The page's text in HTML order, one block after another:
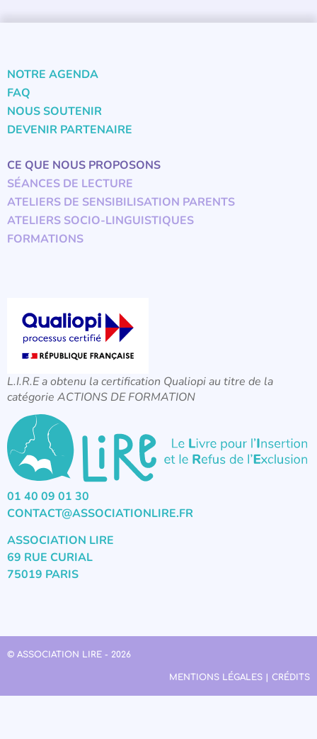
NOTRE AGENDA
FAQ
NOUS SOUTENIR
DEVENIR PARTENAIRE
CE QUE NOUS PROPOSONS
SÉANCES DE LECTURE
ATELIERS DE SENSIBILISATION PARENTS
ATELIERS SOCIO-LINGUISTIQUES
FORMATIONS
L.I.R.E a obtenu la certification Qualiopi au titre de la
catégorie ACTIONS DE FORMATION
01 40 09 01 30
CONTACT@ASSOCIATIONLIRE.FR
ASSOCIATION LIRE
69 RUE CURIAL
75019 PARIS
© ASSOCIATION LIRE - 2026
MENTIONS LÉGALES | CRÉDITS